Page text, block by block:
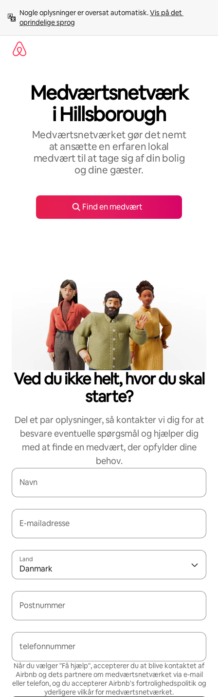
videre
indhold
Nogle oplysninger er oversat automatisk. Vis på det
oprindelige sprog
Medværtsnetværk
i Hillsborough
Medværtsnetværket gør det nemt
at ansætte en erfaren lokal
medvært til at tage sig af din bolig
og dine gæster.
Find en medvært
Ved du ikke helt, hvor du skal
starte?
Del et par oplysninger, så kontakter vi dig for at
besvare eventuelle spørgsmål og hjælper dig
med at finde en medvært, der opfylder dine
behov.
Navn
E-mailadresse
Land
Danmark
Postnummer
telefonnummer
Når du vælger "Få hjælp", accepterer du at blive kontaktet af
Airbnb og dets partnere om medværtsnetværket via e-mail
eller telefon, og du accepterer Airbnb's fortrolighedspolitik og
yderligere vilkår for medværtsnetværket.